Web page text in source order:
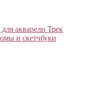
акварели Трек
и скетчбуки